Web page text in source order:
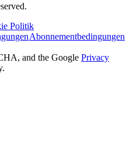
Politik
Abonnementbedingungen
and the Google Privacy